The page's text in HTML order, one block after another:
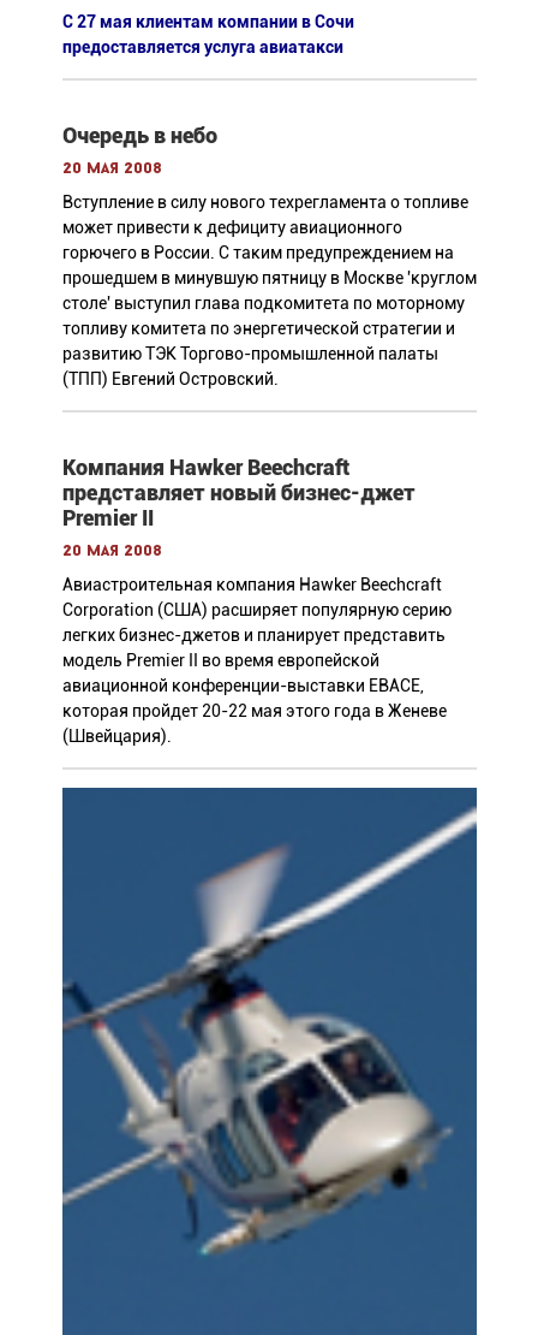
С 27 мая клиентам компании в Сочи
предоставляется услуга авиатакси
Очередь в небо
20 мая 2008
Вступление в силу нового техрегламента о топливе
может привести к дефициту авиационного
горючего в России. С таким предупреждением на
прошедшем в минувшую пятницу в Москве 'круглом
столе' выступил глава подкомитета по моторному
топливу комитета по энергетической стратегии и
развитию ТЭК Торгово-промышленной палаты
(ТПП) Евгений Островский.
Компания Hawker Beechcraft
представляет новый бизнес-джет
Premier II
20 мая 2008
Авиастроительная компания Hawker Beechcraft
Corporation (США) расширяет популярную серию
легких бизнес-джетов и планирует представить
модель Premier II во время европейской
авиационной конференции-выставки EBACЕ,
которая пройдет 20-22 мая этого года в Женеве
(Швейцария).